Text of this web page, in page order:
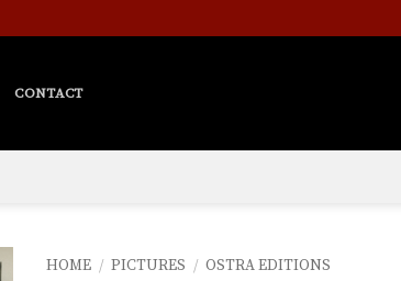
CONTACT
HOME / PICTURES / OSTRA EDITIONS